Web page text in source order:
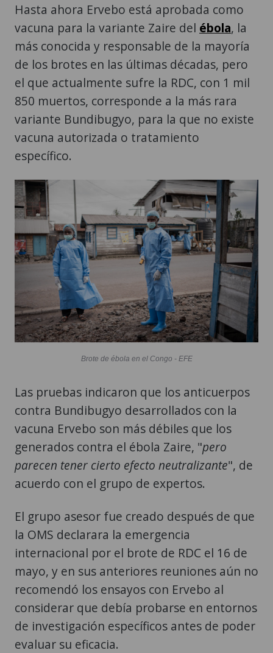
Hasta ahora Ervebo está aprobada como
vacuna para la variante Zaire del ébola, la
más conocida y responsable de la mayoría
de los brotes en las últimas décadas, pero
el que actualmente sufre la RDC, con 1 mil
850 muertos, corresponde a la más rara
variante Bundibugyo, para la que no existe
vacuna autorizada o tratamiento
específico.
Brote de ébola en el Congo - EFE
Las pruebas indicaron que los anticuerpos
contra Bundibugyo desarrollados con la
vacuna Ervebo son más débiles que los
generados contra el ébola Zaire, "pero
parecen tener cierto efecto neutralizante", de
acuerdo con el grupo de expertos.
El grupo asesor fue creado después de que
la OMS declarara la emergencia
internacional por el brote de RDC el 16 de
mayo, y en sus anteriores reuniones aún no
recomendó los ensayos con Ervebo al
considerar que debía probarse en entornos
de investigación específicos antes de poder
evaluar su eficacia.